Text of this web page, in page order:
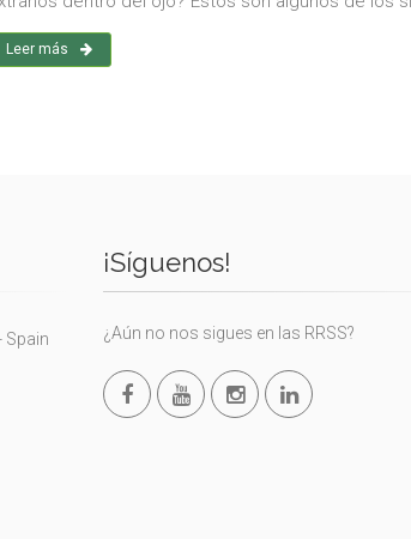
Leer más
Spain
¡Síguenos!
¿Aún no nos sigues en las RRSS?